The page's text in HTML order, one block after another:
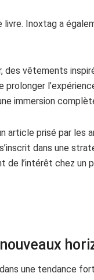
livre. Inoxtag a
vêtements
immersion
article prisé par les
dans une
l’intérêt chez un
une tendance